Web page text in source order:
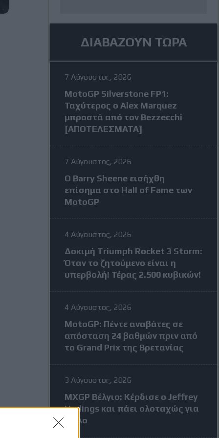
ΔΙΑΒΑΖΟΥΝ ΤΩΡΑ
7 Αύγουστος, 2026
MotoGP Silverstone FP1:
Ταχύτερος ο Alex Marquez
μπροστά από τον Bezzecchi
[ΑΠΟΤΕΛΕΣΜΑΤΑ]
7 Αύγουστος, 2026
Ο Barry Sheene εισήχθη
επίσημα στο Hall of Fame των
MotoGP
4 Αύγουστος, 2026
Δοκιμή Triumph Rocket 3 Storm:
Όταν το ζητούμενο είναι η
υπερβολή! Τέρας 2.500 κυβικών!
4 Αύγουστος, 2026
MotoGP: Πέντε αναβάτες σε
απόσταση 24 βαθμών πριν από
το Grand Prix της Βρετανίας
3 Αύγουστος, 2026
MXGP Βέλγιο: Κέρδισε ο Jeffrey
Herlings και πάει ολοταχώς για
τίτλο